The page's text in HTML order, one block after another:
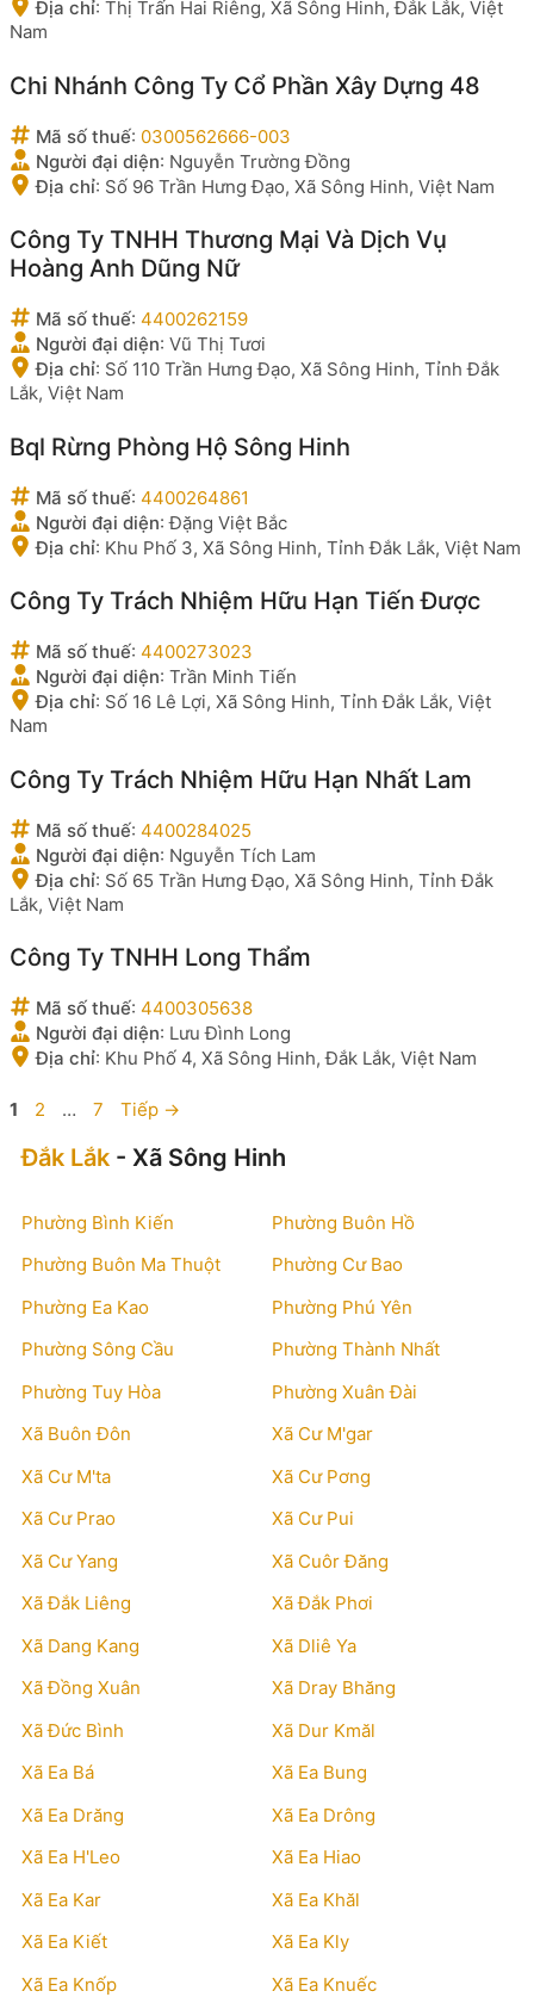
Địa chỉ: Thị Trấn Hai Riêng, Xã Sông Hinh, Đắk Lắk, Việt
Nam
Chi Nhánh Công Ty Cổ Phần Xây Dựng 48
Mã số thuế: 0300562666-003
Người đại diện: Nguyễn Trường Đồng
Địa chỉ: Số 96 Trần Hưng Đạo, Xã Sông Hinh, Việt Nam
Công Ty TNHH Thương Mại Và Dịch Vụ
Hoàng Anh Dũng Nữ
Mã số thuế: 4400262159
Người đại diện: Vũ Thị Tươi
Địa chỉ: Số 110 Trần Hưng Đạo, Xã Sông Hinh, Tỉnh Đắk
Lắk, Việt Nam
Bql Rừng Phòng Hộ Sông Hinh
Mã số thuế: 4400264861
Người đại diện:Đặng Việt Bắc
Địa chỉ: Khu Phố 3, Xã Sông Hinh, Tỉnh Đắk Lắk, Việt Nam
Công Ty Trách Nhiệm Hữu Hạn Tiến Được
Mã số thuế: 4400273023
Người đại diện: Trần Minh Tiến
Địa chỉ: Số 16 Lê Lợi, Xã Sông Hinh, Tỉnh Đắk Lắk, Việt
Nam
Công Ty Trách Nhiệm Hữu Hạn Nhất Lam
Mã số thuế: 4400284025
Người đại diện: Nguyễn Tích Lam
Địa chỉ: Số 65 Trần Hưng Đạo, Xã Sông Hinh, Tỉnh Đắk
Lắk, Việt Nam
Công Ty TNHH Long Thẩm
Mã số thuế: 4400305638
Người đại diện: Lưu Đình Long
Địa chỉ: Khu Phố 4, Xã Sông Hinh, Đắk Lắk, Việt Nam
Trang
1 Trang
2 … Trang
7 Tiếp →
Đắk Lắk - Xã Sông Hinh
Phường Bình Kiến
Phường Buôn Hồ
Phường Buôn Ma Thuột
Phường Cư Bao
Phường Ea Kao
Phường Phú Yên
Phường Sông Cầu
Phường Thành Nhất
Phường Tuy Hòa
Phường Xuân Đài
Xã Buôn Đôn
Xã Cư M'gar
Xã Cư M'ta
Xã Cư Pơng
Xã Cư Prao
Xã Cư Pui
Xã Cư Yang
Xã Cuôr Đăng
Xã Đắk Liêng
Xã Đắk Phơi
Xã Dang Kang
Xã Dliê Ya
Xã Đồng Xuân
Xã Dray Bhăng
Xã Đức Bình
Xã Dur Kmăl
Xã Ea Bá
Xã Ea Bung
Xã Ea Drăng
Xã Ea Drông
Xã Ea H'Leo
Xã Ea Hiao
Xã Ea Kar
Xã Ea Khăl
Xã Ea Kiết
Xã Ea Kly
Xã Ea Knốp
Xã Ea Knuếc